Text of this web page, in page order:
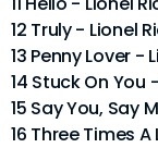
12 Truly - Lionel
13 Penny Lover -
14 Stuck On You
15 Say You, Say
16 Three Times